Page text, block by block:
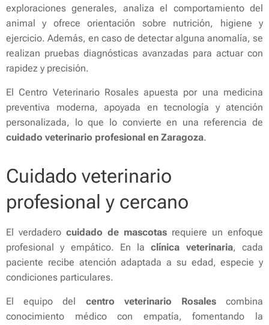
exploraciones generales, analiza el comportamiento del
animal y ofrece orientación sobre nutrición, higiene y
ejercicio. Además, en caso de detectar alguna anomalía, se
realizan pruebas diagnósticas avanzadas para actuar con
rapidez y precisión.
El Centro Veterinario Rosales apuesta por una medicina
preventiva moderna, apoyada en tecnología y atención
personalizada, lo que lo convierte en una referencia de
cuidado veterinario profesional en Zaragoza.
Cuidado veterinario
profesional y cercano
El verdadero cuidado de mascotas requiere un enfoque
profesional y empático. En laclínica veterinaria, cada
paciente recibe atención adaptada a su edad, especie y
condiciones particulares.
El equipo del centro veterinario Rosalescombina
conocimiento médico con empatía, fomentando la